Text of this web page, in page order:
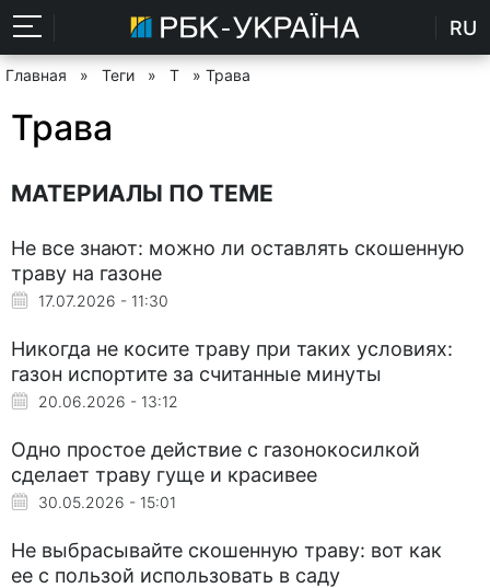
RU
Главная » Теги » Т » Трава
Трава
МАТЕРИАЛЫ ПО ТЕМЕ
Не все знают: можно ли оставлять скошенную
траву на газоне
17.07.2026 - 11:30
Никогда не косите траву при таких условиях:
газон испортите за считанные минуты
20.06.2026 - 13:12
Одно простое действие с газонокосилкой
сделает траву гуще и красивее
30.05.2026 - 15:01
Не выбрасывайте скошенную траву: вот как
ее с пользой использовать в саду